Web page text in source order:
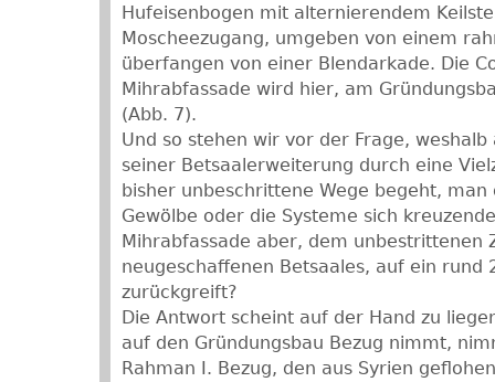
Hufeisenbogen mit alternierendem
Moscheezugang, umgeben von einem
überfangen von einer Blendarkade. Die
Mihrabfassade wird hier, am
(Abb. 7).
Und so stehen wir vor der Frage,
seiner Betsaalerweiterung durch eine
bisher unbeschrittene Wege begeht, man
Gewölbe oder die Systeme sich
Mihrabfassade aber, dem unbestrittenen
neugeschaffenen Betsaales, auf ein rund
zurückgreift?
Die Antwort scheint auf der Hand zu
auf den Gründungsbau Bezug nimmt,
Rahman I. Bezug, den aus Syrien